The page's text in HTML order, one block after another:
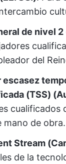
de nivel 2
del
escasez
(TSS)
cualificados
mano de obra.
Stream
de la